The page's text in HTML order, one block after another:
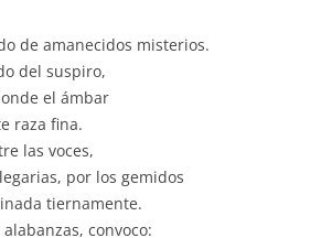
de amanecidos misterios.
del suspiro,
el ámbar
raza fina.
las voces,
por los gemidos
tiernamente.
convoco: